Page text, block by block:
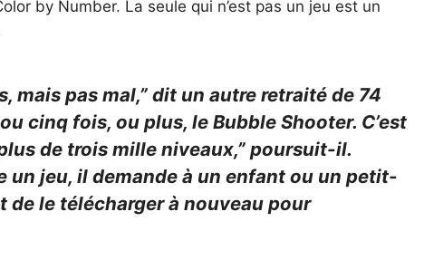
by Number. La seule qui n’est pas un jeu est un
mais pas mal,” dit un autre retraité de 74
cinq fois, ou plus, le Bubble Shooter. C’est
de trois mille niveaux,” poursuit-il.
un jeu, il demande à un enfant ou un petit-
de le télécharger à nouveau pour